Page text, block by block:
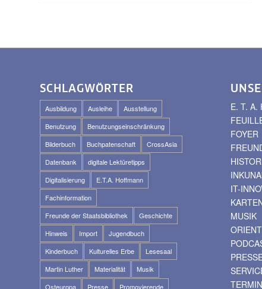
SCHLAGWÖRTER
Ausbildung Ausleihe
Ausstellung
Benutzung
Benutzungseinschränkung
Bilderbuch
Buchpatenschaft
CrossAsia
Datenbank
digitale Lektüretipps
Digitalisierung
E.T.A. Hoffmann
Fachinformation
Freunde der Staatsbibliothek
Geschichte
Hinweis
Import
Jugendbuch
Kinderbuch
Kulturelles Erbe
Lesesaal
Martin Luther
Materialität
Musik
Osteuropa
Presse Promovierende
E. T. A.
FOYER
IT-
MUSIK
ORIENT